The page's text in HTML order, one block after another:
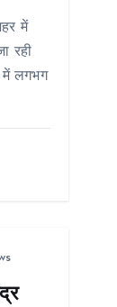
में
रही
में लगभग